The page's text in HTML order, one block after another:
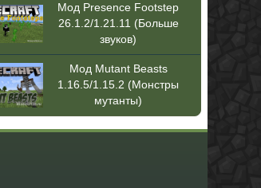
Мод Presence Footstep
26.1.2/1.21.11 (Больше
звуков)
Мод Mutant Beasts
1.16.5/1.15.2 (Монстры
мутанты)